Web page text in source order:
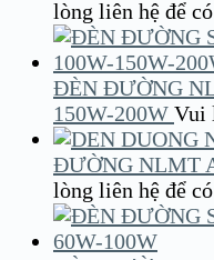
lòng liên hệ để
ĐÈN ĐƯỜNG
150W-200W Vui
ĐƯỜNG NLMT
lòng liên hệ để